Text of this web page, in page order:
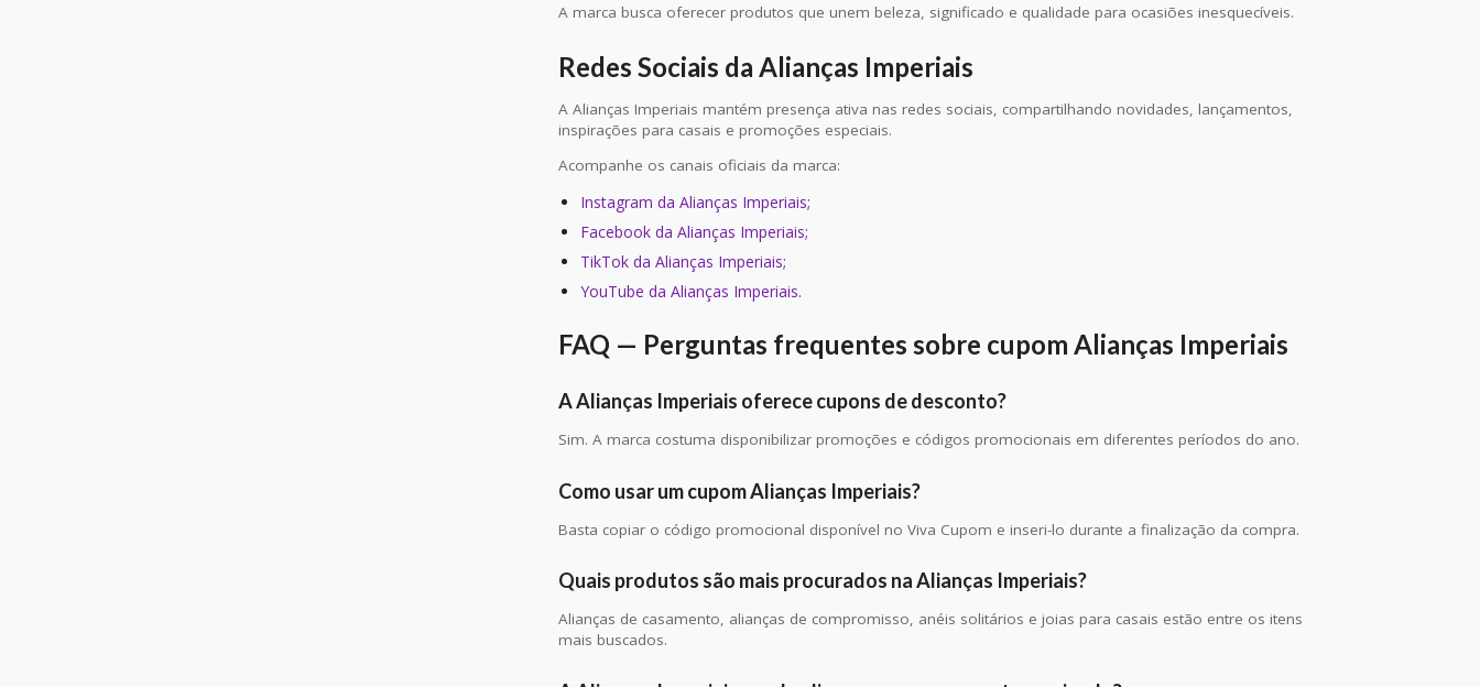
A marca busca oferecer produtos que unem beleza, significado e qualidade para ocasiões inesquecíveis.
Redes Sociais da Alianças Imperiais
A Alianças Imperiais mantém presença ativa nas redes sociais, compartilhando novidades, lançamentos,
inspirações para casais e promoções especiais.
Acompanhe os canais oficiais da marca:
Instagram da Alianças Imperiais;
Facebook da Alianças Imperiais;
TikTok da Alianças Imperiais;
YouTube da Alianças Imperiais.
FAQ — Perguntas frequentes sobre cupom Alianças Imperiais
A Alianças Imperiais oferece cupons de desconto?
Sim. A marca costuma disponibilizar promoções e códigos promocionais em diferentes períodos do ano.
Como usar um cupom Alianças Imperiais?
Basta copiar o código promocional disponível no Viva Cupom e inseri-lo durante a finalização da compra.
Quais produtos são mais procurados na Alianças Imperiais?
Alianças de casamento, alianças de compromisso, anéis solitários e joias para casais estão entre os itens
mais buscados.